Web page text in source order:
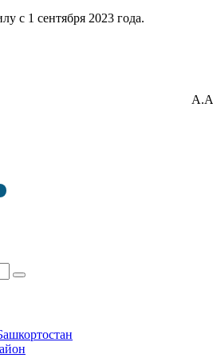
с 1 сентября 2023 года.
района А.А.